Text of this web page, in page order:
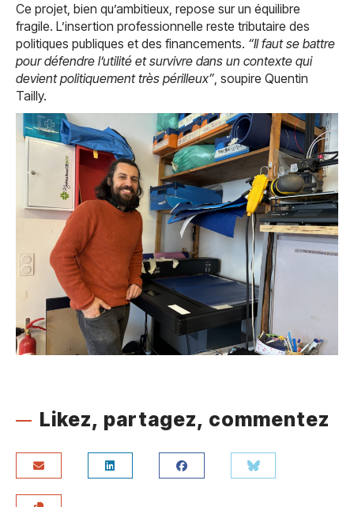
Ce projet, bien qu’ambitieux, repose sur un équilibre
fragile. L’insertion professionnelle reste tributaire des
politiques publiques et des financements. “Il faut se battre
pour défendre l’utilité et survivre dans un contexte qui
devient politiquement très périlleux”, soupire Quentin
Tailly.
Likez, partagez, commentez